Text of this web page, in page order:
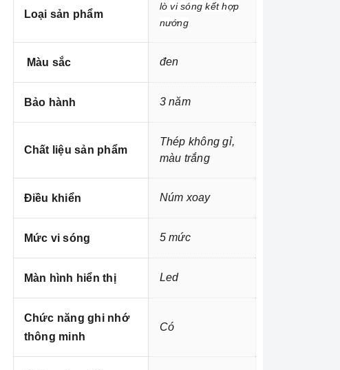
Loại sản phẩm
lò vi sóng kết hợp
nướng
Màu sắc đen
Bảo hành 3 năm
Chất liệu sản phẩm
Thép không gỉ,
màu trắng
Điều khiển Núm xoay
Mức vi sóng 5 mức
Màn hình hiển thị Led
Chức năng ghi nhớ
thông minh
Có